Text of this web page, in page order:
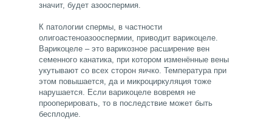
значит, будет азооспермия.
К патологии спермы, в частности
олигоастеноазооспермии, приводит варикоцеле.
Варикоцеле – это варикозное расширение вен
семенного канатика, при котором изменённые вены
укутывают со всех сторон яичко. Температура при
этом повышается, да и микроциркуляция тоже
нарушается. Если варикоцеле вовремя не
прооперировать, то в последствие может быть
бесплодие.